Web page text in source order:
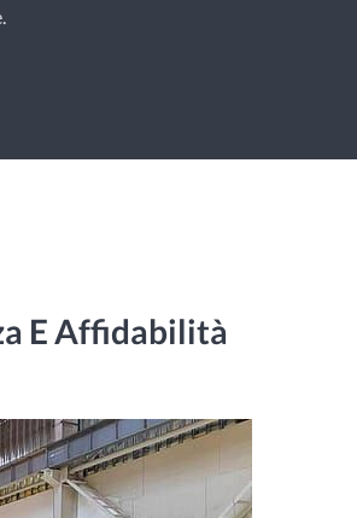
E Affidabilità